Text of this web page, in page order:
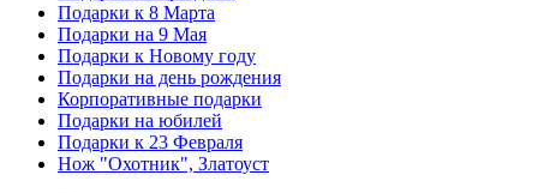
Подарки к 8 Марта
Подарки на 9 Мая
Подарки к Новому году
Подарки на день рождения
Корпоративные подарки
Подарки на юбилей
Подарки к 23 Февраля
Нож "Охотник", Златоуст